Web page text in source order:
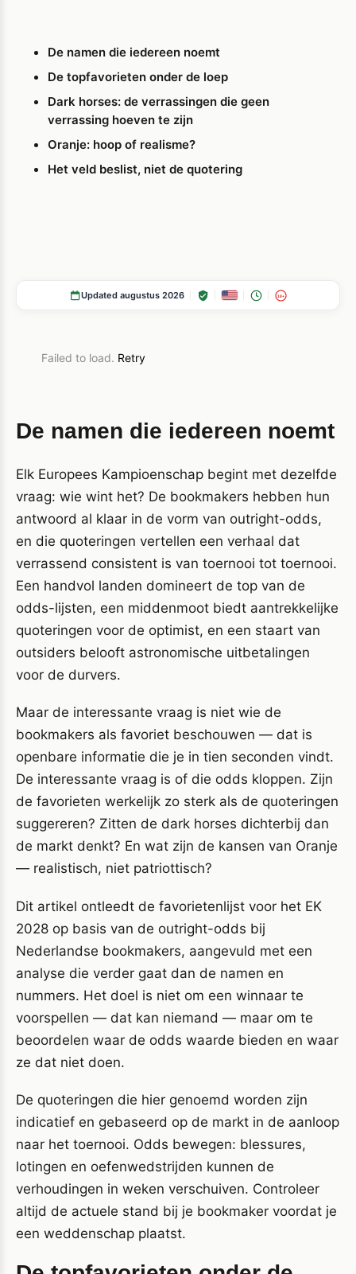
De namen die iedereen noemt
De topfavorieten onder de loep
Dark horses: de verrassingen die geen
verrassing hoeven te zijn
Oranje: hoop of realisme?
Het veld beslist, niet de quotering
Updated augustus 2026 18+
Failed to load. Retry
De namen die iedereen noemt
Elk Europees Kampioenschap begint met dezelfde
vraag: wie wint het? De bookmakers hebben hun
antwoord al klaar in de vorm van outright-odds,
en die quoteringen vertellen een verhaal dat
verrassend consistent is van toernooi tot toernooi.
Een handvol landen domineert de top van de
odds-lijsten, een middenmoot biedt aantrekkelijke
quoteringen voor de optimist, en een staart van
outsiders belooft astronomische uitbetalingen
voor de durvers.
Maar de interessante vraag is niet wie de
bookmakers als favoriet beschouwen — dat is
openbare informatie die je in tien seconden vindt.
De interessante vraag is of die odds kloppen. Zijn
de favorieten werkelijk zo sterk als de quoteringen
suggereren? Zitten de dark horses dichterbij dan
de markt denkt? En wat zijn de kansen van Oranje
— realistisch, niet patriottisch?
Dit artikel ontleedt de favorietenlijst voor het EK
2028 op basis van de outright-odds bij
Nederlandse bookmakers, aangevuld met een
analyse die verder gaat dan de namen en
nummers. Het doel is niet om een winnaar te
voorspellen — dat kan niemand — maar om te
beoordelen waar de odds waarde bieden en waar
ze dat niet doen.
De quoteringen die hier genoemd worden zijn
indicatief en gebaseerd op de markt in de aanloop
naar het toernooi. Odds bewegen: blessures,
lotingen en oefenwedstrijden kunnen de
verhoudingen in weken verschuiven. Controleer
altijd de actuele stand bij je bookmaker voordat je
een weddenschap plaatst.